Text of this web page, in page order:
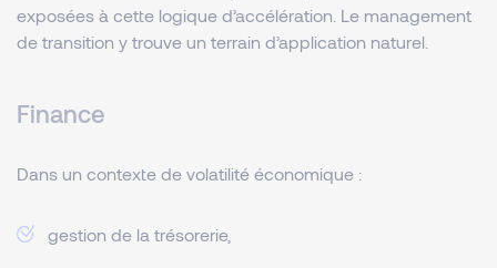
exposées à cette logique d’accélération. Le management
de transition y trouve un terrain d’application naturel.
Finance
Dans un contexte de volatilité économique :
gestion de la trésorerie,